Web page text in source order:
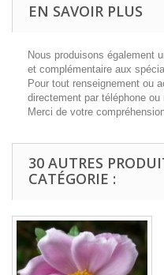
EN SAVOIR PLUS
Nous produisons également
et complémentaire aux
Pour tout renseignement ou
directement par téléphone ou
Merci de votre
30 AUTRES
CATÉGORIE :